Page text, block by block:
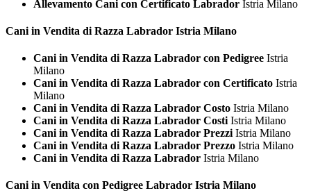
Allevamento Cani con Certificato Labrador Istria Milano
Cani in Vendita di Razza Labrador Istria Milano
Cani in Vendita di Razza Labrador con Pedigree Istria
Milano
Cani in Vendita di Razza Labrador con Certificato Istria
Milano
Cani in Vendita di Razza Labrador Costo Istria Milano
Cani in Vendita di Razza Labrador Costi Istria Milano
Cani in Vendita di Razza Labrador Prezzi Istria Milano
Cani in Vendita di Razza Labrador Prezzo Istria Milano
Cani in Vendita di Razza Labrador Istria Milano
Cani in Vendita con Pedigree Labrador Istria Milano